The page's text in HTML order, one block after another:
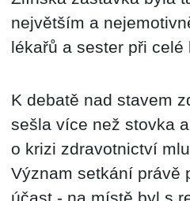
největším a
lékařů a sester při celé
K debatě nad stavem
sešla více než stovka
o krizi zdravotnictví
Význam setkání právě
účast - na místě byl s